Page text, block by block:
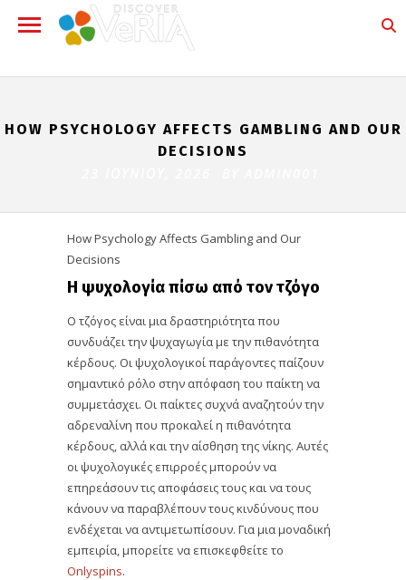
HOW PSYCHOLOGY AFFECTS GAMBLING AND OUR
DECISIONS
How Psychology Affects Gambling and Our
Decisions
Η ψυχολογία πίσω από τον τζόγο
Ο τζόγος είναι μια δραστηριότητα που
συνδυάζει την ψυχαγωγία με την πιθανότητα
κέρδους. Οι ψυχολογικοί παράγοντες παίζουν
σημαντικό ρόλο στην απόφαση του παίκτη να
συμμετάσχει. Οι παίκτες συχνά αναζητούν την
αδρεναλίνη που προκαλεί η πιθανότητα
κέρδους, αλλά και την αίσθηση της νίκης. Αυτές
οι ψυχολογικές επιρροές μπορούν να
επηρεάσουν τις αποφάσεις τους και να τους
κάνουν να παραβλέπουν τους κινδύνους που
ενδέχεται να αντιμετωπίσουν. Για μια μοναδική
εμπειρία, μπορείτε να επισκεφθείτε το
Onlyspins.